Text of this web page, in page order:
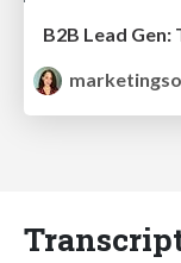
B2B Lead